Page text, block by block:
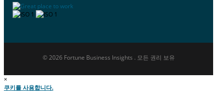
© 2026 Fortune Business Insights . 모든 권리 보유
×
쿠키를 사용합니다.